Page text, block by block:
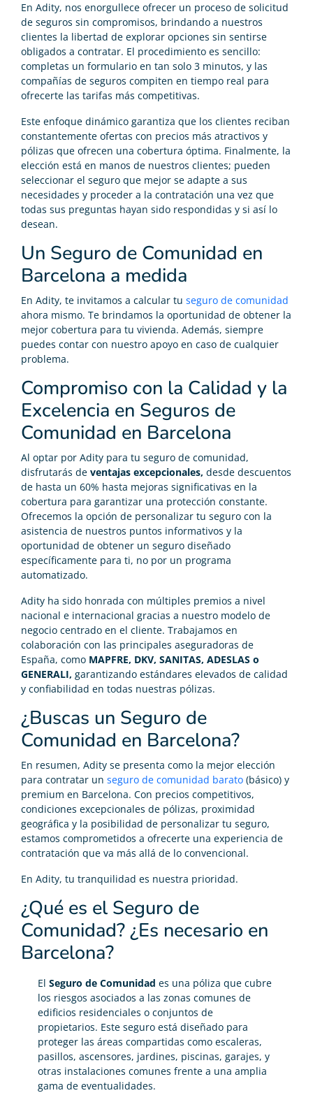
En Adity, nos enorgullece ofrecer un proceso de solicitud
de seguros sin compromisos, brindando a nuestros
clientes la libertad de explorar opciones sin sentirse
obligados a contratar. El procedimiento es sencillo:
completas un formulario en tan solo 3 minutos, y las
compañías de seguros compiten en tiempo real para
ofrecerte las tarifas más competitivas.
Este enfoque dinámico garantiza que los clientes reciban
constantemente ofertas con precios más atractivos y
pólizas que ofrecen una cobertura óptima. Finalmente, la
elección está en manos de nuestros clientes; pueden
seleccionar el seguro que mejor se adapte a sus
necesidades y proceder a la contratación una vez que
todas sus preguntas hayan sido respondidas y si así lo
desean.
Un Seguro de Comunidad en
Barcelona a medida
En Adity, te invitamos a calcular tu seguro de comunidad
ahora mismo. Te brindamos la oportunidad de obtener la
mejor cobertura para tu vivienda. Además, siempre
puedes contar con nuestro apoyo en caso de cualquier
problema.
Compromiso con la Calidad y la
Excelencia en Seguros de
Comunidad en Barcelona
Al optar por Adity para tu seguro de comunidad,
disfrutarás de ventajas excepcionales, desde descuentos
de hasta un 60% hasta mejoras significativas en la
cobertura para garantizar una protección constante.
Ofrecemos la opción de personalizar tu seguro con la
asistencia de nuestros puntos informativos y la
oportunidad de obtener un seguro diseñado
específicamente para ti, no por un programa
automatizado.
Adity ha sido honrada con múltiples premios a nivel
nacional e internacional gracias a nuestro modelo de
negocio centrado en el cliente. Trabajamos en
colaboración con las principales aseguradoras de
España, como MAPFRE, DKV, SANITAS, ADESLAS o
GENERALI, garantizando estándares elevados de calidad
y confiabilidad en todas nuestras pólizas.
¿Buscas un Seguro de
Comunidad en Barcelona?
En resumen, Adity se presenta como la mejor elección
para contratar un seguro de comunidad barato (básico) y
premium en Barcelona. Con precios competitivos,
condiciones excepcionales de pólizas, proximidad
geográfica y la posibilidad de personalizar tu seguro,
estamos comprometidos a ofrecerte una experiencia de
contratación que va más allá de lo convencional.
En Adity, tu tranquilidad es nuestra prioridad.
¿Qué es el Seguro de
Comunidad? ¿Es necesario en
Barcelona?
El Seguro de Comunidad es una póliza que cubre
los riesgos asociados a las zonas comunes de
edificios residenciales o conjuntos de
propietarios. Este seguro está diseñado para
proteger las áreas compartidas como escaleras,
pasillos, ascensores, jardines, piscinas, garajes, y
otras instalaciones comunes frente a una amplia
gama de eventualidades.